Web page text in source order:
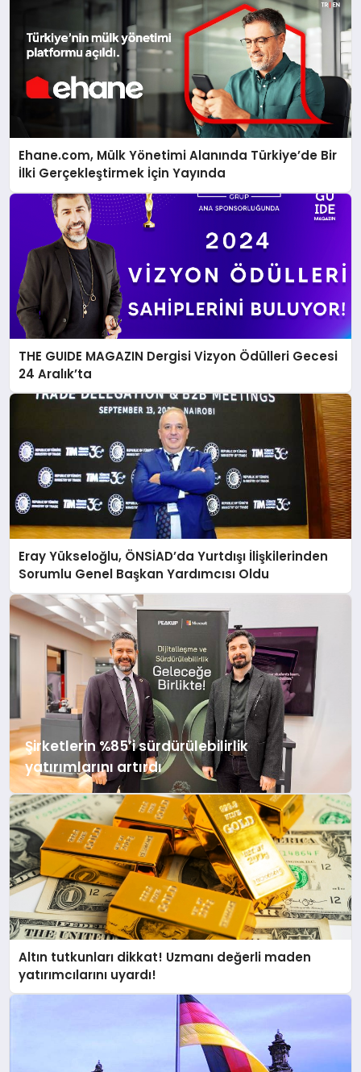
Ehane.com, Mülk Yönetimi Alanında Türkiye’de Bir
İlki Gerçekleştirmek İçin Yayında
THE GUIDE MAGAZIN Dergisi Vizyon Ödülleri Gecesi
24 Aralık’ta
Eray Yükseloğlu, ÖNSİAD’da Yurtdışı İlişkilerinden
Sorumlu Genel Başkan Yardımcısı Oldu
Şirketlerin %85’i sürdürülebilirlik
yatırımlarını artırdı
Altın tutkunları dikkat! Uzmanı değerli maden
yatırımcılarını uyardı!